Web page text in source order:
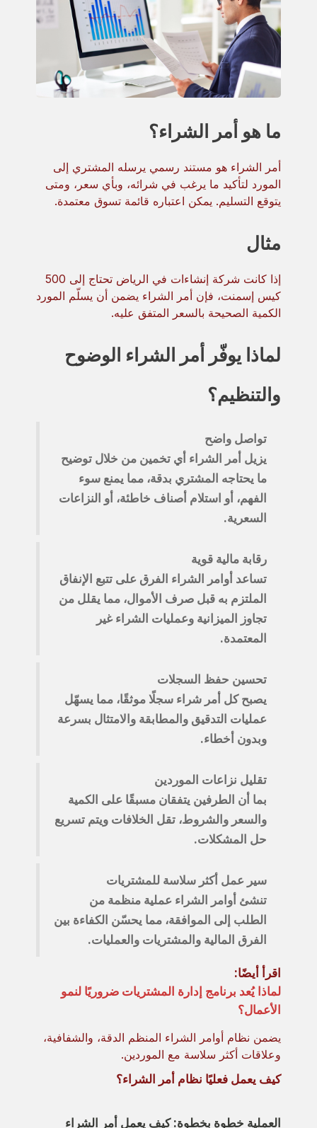
ما هو أمر الشراء؟
أمر الشراء هو مستند رسمي يرسله المشتري إلى
المورد لتأكيد ما يرغب في شرائه، وبأي سعر، ومتى
يتوقع التسليم. يمكن اعتباره قائمة تسوق معتمدة.
مثال
إذا كانت شركة إنشاءات في الرياض تحتاج إلى 500
كيس إسمنت، فإن أمر الشراء يضمن أن يسلّم المورد
الكمية الصحيحة بالسعر المتفق عليه.
لماذا يوفّر أمر الشراء الوضوح
والتنظيم؟
تواصل واضح
يزيل أمر الشراء أي تخمين من خلال توضيح
ما يحتاجه المشتري بدقة، مما يمنع سوء
الفهم، أو استلام أصناف خاطئة، أو النزاعات
السعرية.
رقابة مالية قوية
تساعد أوامر الشراء الفرق على تتبع الإنفاق
الملتزم به قبل صرف الأموال، مما يقلل من
تجاوز الميزانية وعمليات الشراء غير
المعتمدة.
تحسين حفظ السجلات
يصبح كل أمر شراء سجلًا موثقًا، مما يسهّل
عمليات التدقيق والمطابقة والامتثال بسرعة
وبدون أخطاء.
تقليل نزاعات الموردين
بما أن الطرفين يتفقان مسبقًا على الكمية
والسعر والشروط، تقل الخلافات ويتم تسريع
حل المشكلات.
سير عمل أكثر سلاسة للمشتريات
تنشئ أوامر الشراء عملية منظمة من
الطلب إلى الموافقة، مما يحسّن الكفاءة بين
الفرق المالية والمشتريات والعمليات.
اقرأ أيضًا:
لماذا يُعد برنامج إدارة المشتريات ضروريًا لنمو
الأعمال؟
يضمن نظام أوامر الشراء المنظم الدقة، والشفافية،
وعلاقات أكثر سلاسة مع الموردين.
كيف يعمل فعليًا نظام أمر الشراء؟
العملية خطوة بخطوة: كيف يعمل أمر الشراء